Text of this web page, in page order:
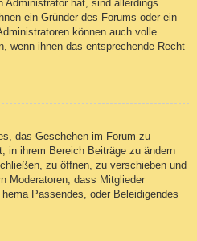
Administrator hat, sind allerdings
ein Gründer des Forums oder ein
können auch volle
wenn ihnen das entsprechende Recht
das Geschehen im Forum zu
in ihrem Bereich Beiträge zu ändern
zu öffnen, zu verschieben und
Moderatoren, dass Mitglieder
Passendes, oder Beleidigendes